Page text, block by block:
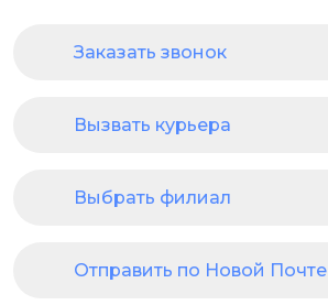
Заказать звонок
Вызвать курьера
Выбрать филиал
Отправить по Новой Почте